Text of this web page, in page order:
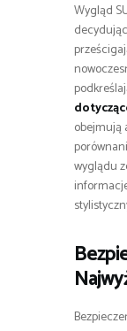
Wygląd
obejmują
wyglądu